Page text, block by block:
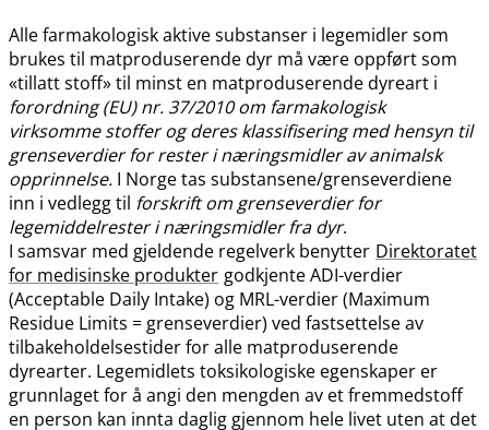
Alle farmakologisk aktive substanser i legemidler som
brukes til matproduserende dyr må være oppført som
«tillatt stoff» til minst en matproduserende dyreart i
forordning (EU) nr. 37/2010 om farmakologisk
virksomme stoffer og deres klassifisering med hensyn til
grenseverdier for rester i næringsmidler av animalsk
opprinnelse. I Norge tas substansene​/​grenseverdiene
inn i vedlegg til forskrift om grenseverdier for
legemiddelrester i næringsmidler fra dyr.
I samsvar med gjeldende regelverk benytter Direktoratet
for medisinske produkter godkjente ADI-verdier
(Acceptable Daily Intake) og MRL-verdier (Maximum
Residue Limits = grenseverdier) ved fastsettelse av
tilbakeholdelsestider for alle matproduserende
dyrearter. Legemidlets toksikologiske egenskaper er
grunnlaget for å angi den mengden av et fremmedstoff
en person kan innta daglig gjennom hele livet uten at det